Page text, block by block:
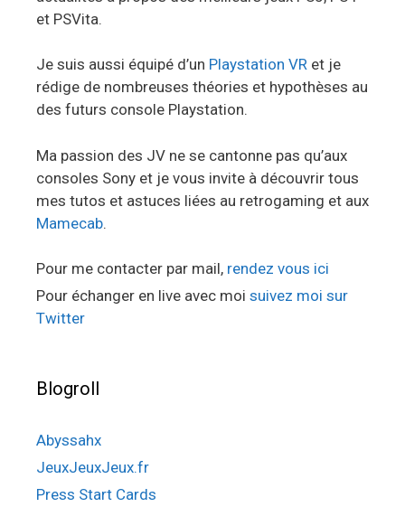
et PSVita.
Je suis aussi équipé d’un Playstation VR et je
rédige de nombreuses théories et hypothèses au
des futurs console Playstation.
Ma passion des JV ne se cantonne pas qu’aux
consoles Sony et je vous invite à découvrir tous
mes tutos et astuces liées au retrogaming et aux
Mamecab.
Pour me contacter par mail, rendez vous ici
Pour échanger en live avec moi suivez moi sur
Twitter
Blogroll
Abyssahx
JeuxJeuxJeux.fr
Press Start Cards